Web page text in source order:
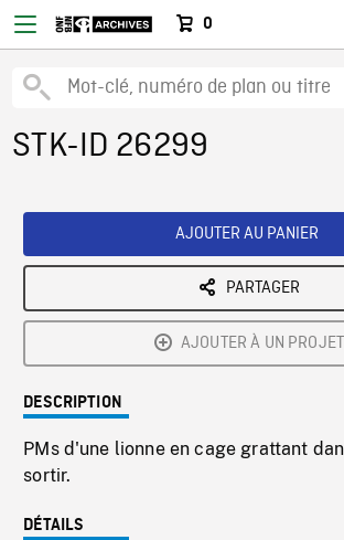
0
STK-ID 26299
AJOUTER AU PANIER
PARTAGER
AJOUTER À UN PROJET
DESCRIPTION
PMs d'une lionne en cage grattant
sortir.
DÉTAILS